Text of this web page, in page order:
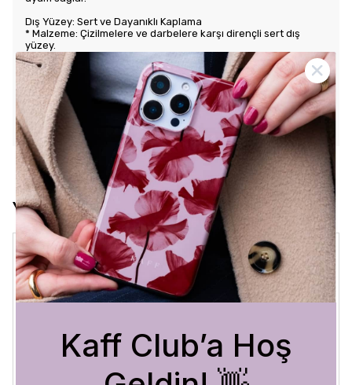
Dış Yüzey: Sert ve Dayanıklı Kaplama
* Malzeme: Çizilmelere ve darbelere karşı dirençli sert dış
yüzey.
* Tasarım: Benzersiz ve şık desenlerle estetik görünüm sunar.
Kullanım Kolaylığı
* Tuş Erişimi: Tuşlara kolay erişim sağlayarak kullanım rahatlığı
sunar.
* Uyum: Telefonunuza tam oturarak gevşek durmaz ve kaliteli
bir his verir.
Yorumlar
Crystal Sage
3 Ağustos 2026
Kaff Club’a Hoş